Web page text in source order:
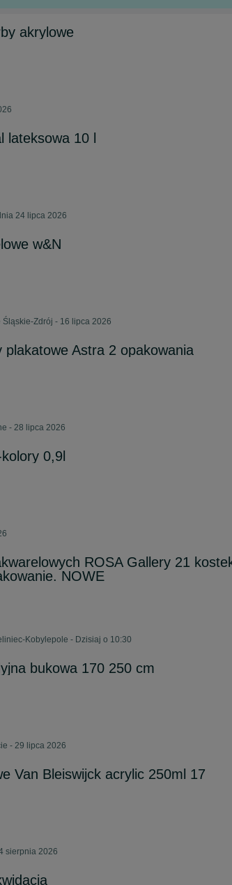
akrylowe
lateksowa 10 l
24 lipca 2026
w&N
Zdrój - 16 lipca 2026
plakatowe Astra 2 opakowania
- 28 lipca 2026
0,9l
ROSA Gallery 21
NOWE
Kobylepole - Dzisiaj o 10:30
bukowa 170 250 cm
- 29 lipca 2026
Van Bleiswijck acrylic 250ml 17
sierpnia 2026